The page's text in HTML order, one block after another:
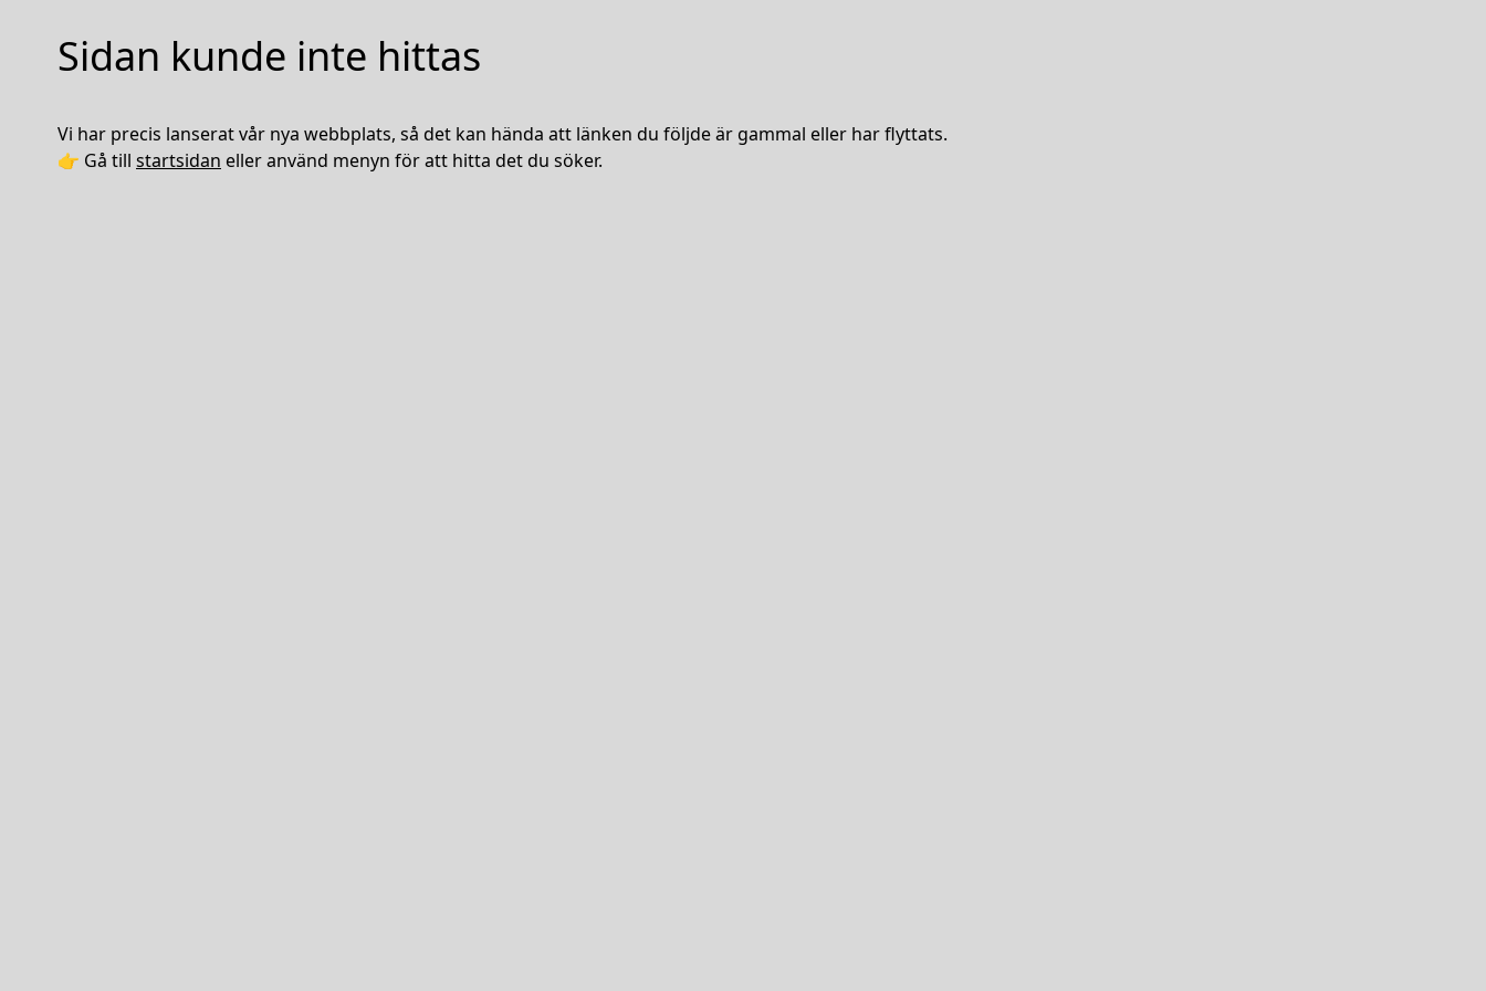
Sidan kunde inte hittas
Vi har precis lanserat vår nya webbplats, så det kan hända att länken du följde är gammal eller har flyttats.
👉 Gå till startsidan eller använd menyn för att hitta det du söker.